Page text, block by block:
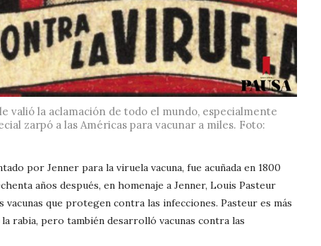
valió la aclamación de todo el mundo, especialmente
zarpó a las Américas para vacunar a miles. Foto:
por Jenner para la viruela vacuna, fue acuñada en 1800
años después, en homenaje a Jenner, Louis Pasteur
que protegen contra las infecciones. Pasteur es más
rabia, pero también desarrolló vacunas contra las